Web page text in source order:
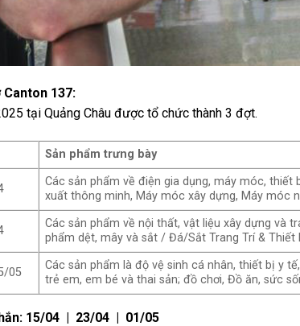
137:
tại Quảng Châu được tổ chức thành 3 đợt.
Sản phẩm trưng bày
Các sản phẩm về điện gia dụng, máy móc,
xuất thông minh, Máy móc xây dựng, Máy móc
Các sản phẩm về nội thất, vật liệu xây dựng và
phẩm dệt, mây và sắt / Đá/Sắt Trang Trí & Thiết
05
Các sản phẩm là độ vệ sinh cá nhân, thiết bị y
trẻ em, em bé và thai sản; đồ chơi, Đồ ăn, sức
15/04 | 23/04 | 01/05